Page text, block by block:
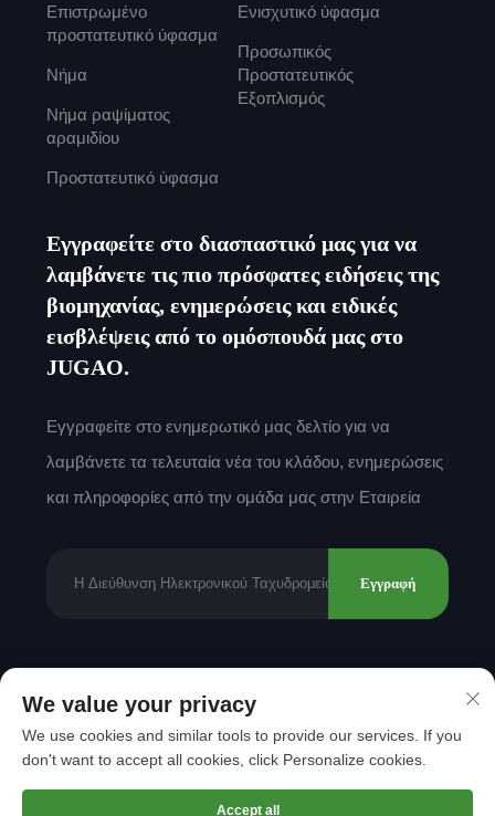
Επιστρωμένο
προστατευτικό ύφασμα
Νήμα
Νήμα ραψίματος
αραμιδίου
Προστατευτικό ύφασμα
Ενισχυτικό ύφασμα
Προσωπικός
Προστατευτικός
Εξοπλισμός
Εγγραφείτε στο διασπαστικό μας για να
λαμβάνετε τις πιο πρόσφατες ειδήσεις της
βιομηχανίας, ενημερώσεις και ειδικές
εισβλέψεις από το ομόσπουδά μας στο
JUGAO.
Εγγραφείτε στο ενημερωτικό μας δελτίο για να
λαμβάνετε τα τελευταία νέα του κλάδου, ενημερώσεις
και πληροφορίες από την ομάδα μας στην Εταιρεία
Εγγραφή
Shantou Mingda Textile Co., Ltd.
Απορρήτου
Μετακίνηση στην κορυφή
We value your privacy
We use cookies and similar tools to provide our services. If you
don't want to accept all cookies, click Personalize cookies.
Accept all